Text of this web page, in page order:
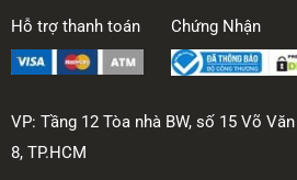
Hỗ trợ thanh toán Chứng Nhận
VP: Tầng 12 Tòa nhà BW, số 15 Võ
8, TP.HCM